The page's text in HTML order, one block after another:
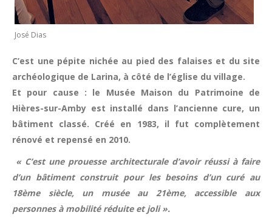
José Dias
C’est une pépite nichée au pied des falaises et du site
archéologique de Larina, à côté de l’église du village.
Et pour cause : le Musée Maison du Patrimoine de
Hières-sur-Amby est installé dans l’ancienne cure, un
bâtiment classé. Créé en 1983, il fut complètement
rénové et repensé en 2010.
« C’est une prouesse architecturale d’avoir réussi à faire
d’un bâtiment construit pour les besoins d’un curé au
18ème siècle, un musée au 21ème, accessible aux
personnes à mobilité réduite et joli ».